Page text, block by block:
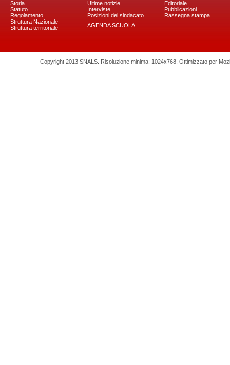
Storia
Statuto
Regolamento
Struttura Nazionale
Struttura territoriale
Ultime notizie
Interviste
Posizioni del sindacato
AGENDA SCUOLA
Editoriale
Pubblicazioni
Rassegna stampa
Copyright 2013 SNALS. Risoluzione minima: 1024x768. Ottimizzato per